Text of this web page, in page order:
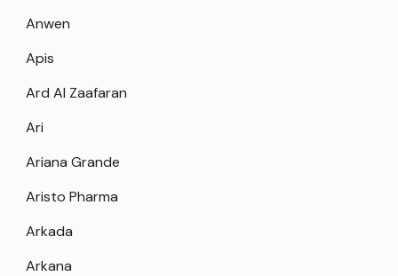
Anwen
Apis
Ard Al Zaafaran
Ari
Ariana Grande
Aristo Pharma
Arkada
Arkana